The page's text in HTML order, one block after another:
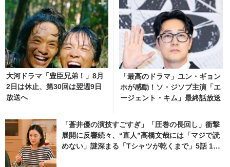
大河ドラマ「豊臣兄弟！」8月
2日は休止、第30回は翌週9日
放送へ
「最高のドラマ」ユン・ギョン
ホが感動！ソ・ジソブ主演「エ
ージェント・キム」最終話放送
禁 4枚目の写真・画像 | cinem
acafe.net
「蒼井優の演技すごすぎ」「圧巻の長回し」衝撃
展開に反響続々、“直人”高橋文哉には「マジで読
めない」謎深まる「Tシャツが乾くまで」5話 1枚